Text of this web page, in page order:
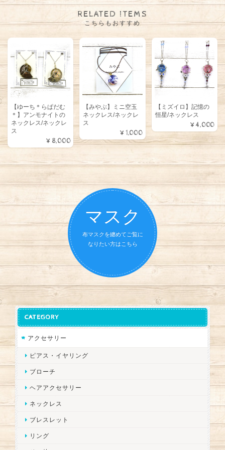
RELATED ITEMS
こちらもおすすめ
【ゆーち＊らぱだむ
＊】アンモナイトの
ネックレス/ネックレ
ス
¥8,000
【みやぶ】ミニ空玉
ネックレス/ネックレ
ス
¥1,000
【ミズイロ】記憶の
恒星/ネックレス
¥4,000
マスク
布マスクを纏めてご覧に
なりたい方はこちら
CATEGORY
アクセサリー
ピアス・イヤリング
ブローチ
ヘアアクセサリー
ネックレス
ブレスレット
リング